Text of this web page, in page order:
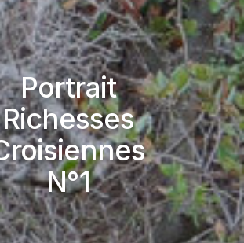
Portrait
Richesses
N°1